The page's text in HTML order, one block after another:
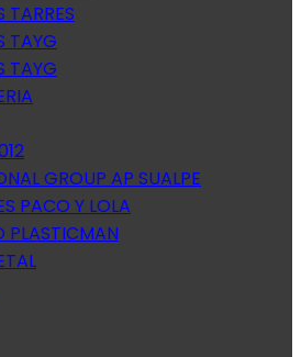
TARRES
TAYG
TAYG
GROUP AP SUALPE
PACO Y LOLA
PLASTICMAN